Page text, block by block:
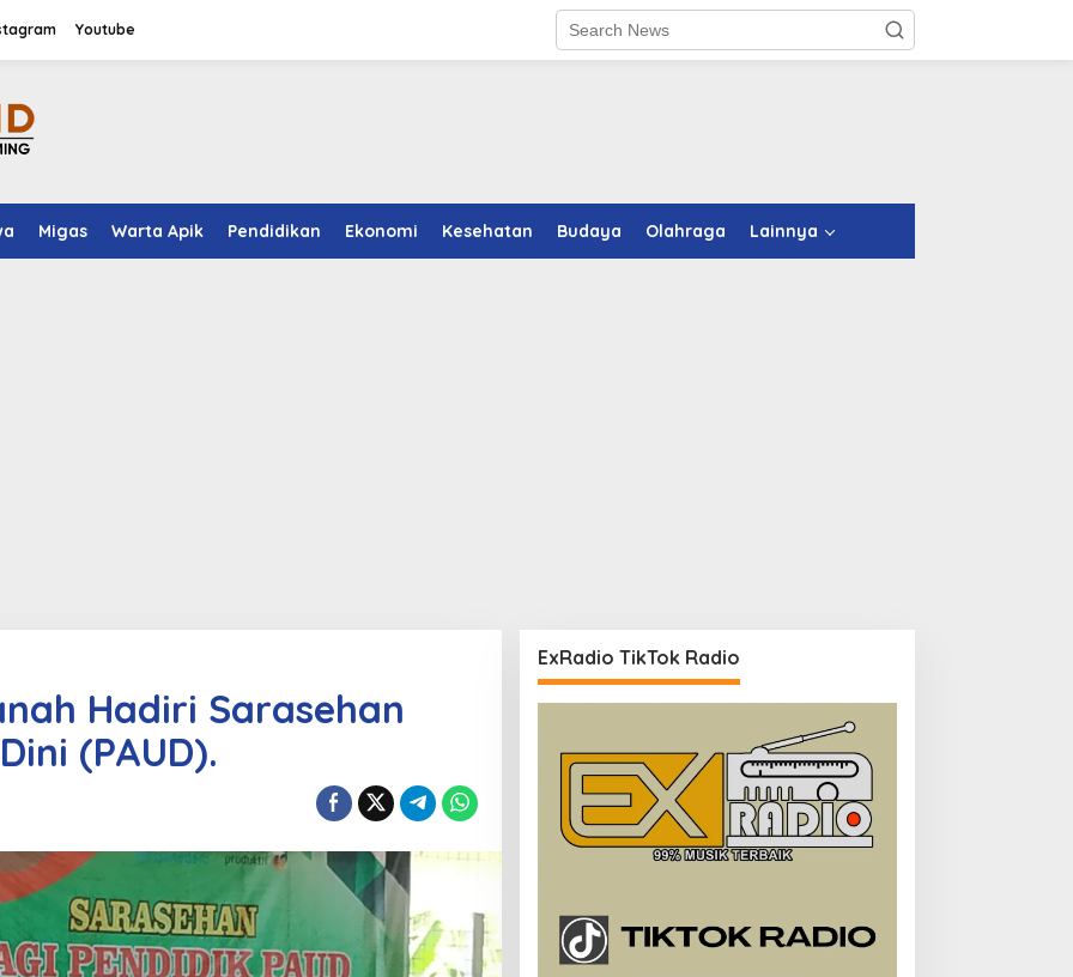
Youtube
Migas Warta Apik Pendidikan Ekonomi Kesehatan Budaya Olahraga Lainnya
Hadiri Sarasehan
(PAUD).
ExRadio TikTok Radio